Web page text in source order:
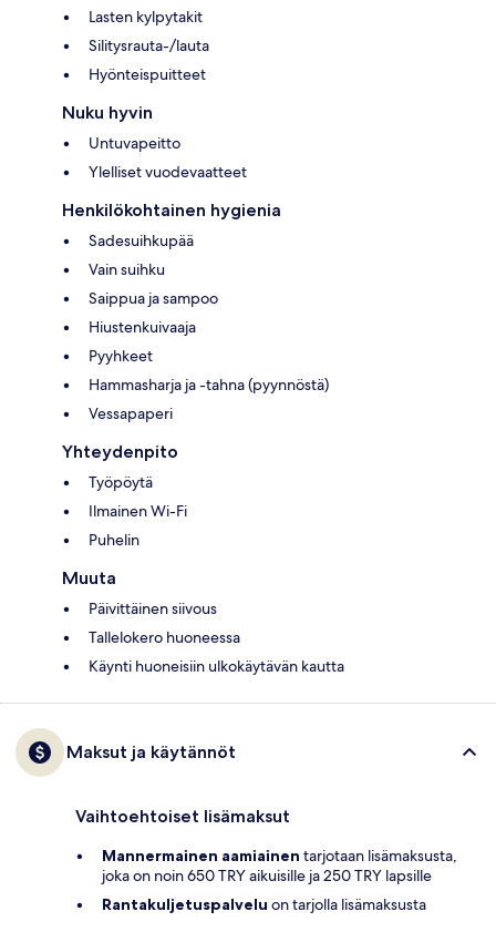
Lasten kylpytakit
Silitysrauta-/lauta
Hyönteispuitteet
Nuku hyvin
Untuvapeitto
Ylelliset vuodevaatteet
Henkilökohtainen hygienia
Sadesuihkupää
Vain suihku
Saippua ja sampoo
Hiustenkuivaaja
Pyyhkeet
Hammasharja ja -tahna (pyynnöstä)
Vessapaperi
Yhteydenpito
Työpöytä
Ilmainen Wi-Fi
Puhelin
Muuta
Päivittäinen siivous
Tallelokero huoneessa
Käynti huoneisiin ulkokäytävän kautta
Maksut ja käytännöt
Vaihtoehtoiset lisämaksut
Mannermainen aamiainen tarjotaan lisämaksusta,
joka on noin 650 TRY aikuisille ja 250 TRY lapsille
Rantakuljetuspalvelu on tarjolla lisämaksusta